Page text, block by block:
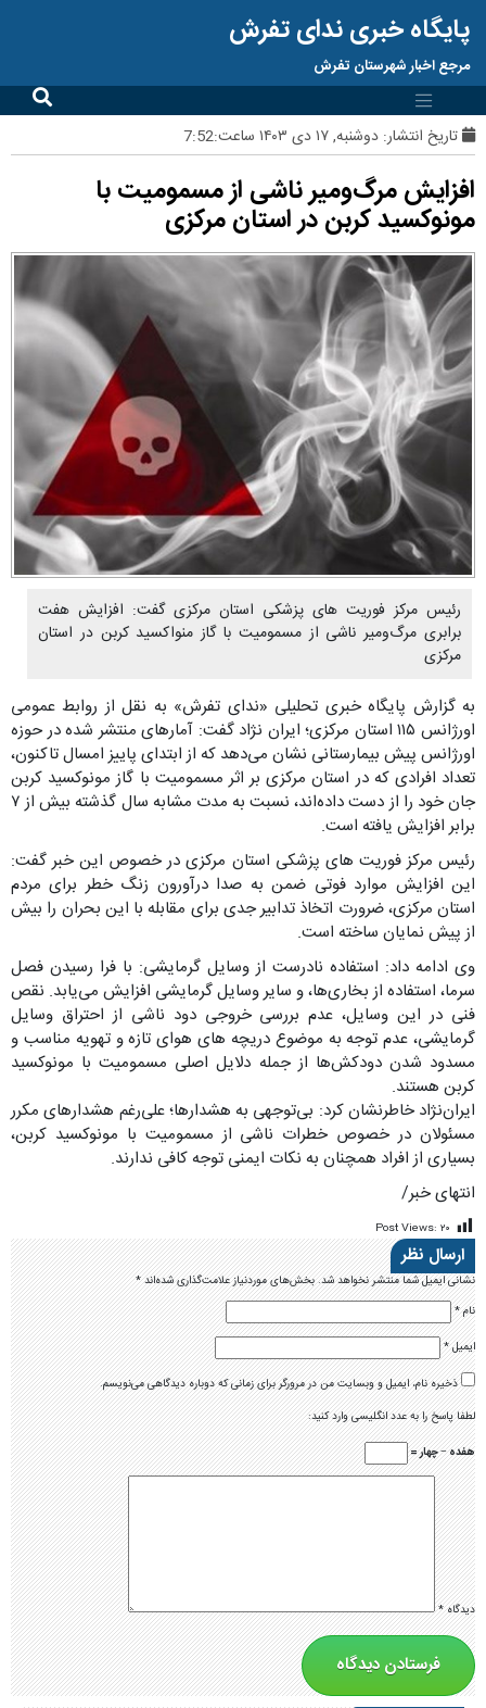
پایگاه خبری ندای تفرش
مرجع اخبار شهرستان تفرش
تاریخ انتشار: دوشنبه, ۱۷ دی ۱۴۰۳ ساعت:7:52
افزایش مرگ‌ومیر ناشی از مسمومیت با
مونوکسید کربن در استان مرکزی
رئیس مرکز فوریت های پزشکی استان مرکزی گفت: افزایش هفت
برابری مرگ‌ومیر ناشی از مسمومیت با گاز منواکسید کربن در استان
مرکزی
به گزارش پایگاه خبری تحلیلی «ندای تفرش» به نقل از روابط عمومی
اورژانس ۱۱۵ استان مرکزی؛ ایران نژاد گفت: آمارهای منتشر شده در حوزه
اورژانس پیش بیمارستانی نشان می‌دهد که از ابتدای پاییز امسال تاکنون،
تعداد افرادی که در استان مرکزی بر اثر مسمومیت با گاز مونوکسید کربن
جان خود را از دست داده‌اند، نسبت به مدت مشابه سال گذشته بیش از ۷
برابر افزایش یافته است.
رئیس مرکز فوریت های پزشکی استان مرکزی در خصوص این خبر گفت:
این افزایش موارد فوتی ضمن به صدا درآورون زنگ خطر برای مردم
استان مرکزی، ضرورت اتخاذ تدابیر جدی برای مقابله با این بحران را بیش
از پیش نمایان ساخته است.
وی ادامه داد: استفاده نادرست از وسایل گرمایشی: با فرا رسیدن فصل
سرما، استفاده از بخاری‌ها، و سایر وسایل گرمایشی افزایش می‌یابد. نقص
فنی در این وسایل، عدم بررسی خروجی دود ناشی از احتراق وسایل
گرمایشی، عدم توجه به موضوع دریچه های هوای تازه و تهویه مناسب و
مسدود شدن دودکش‌ها از جمله دلایل اصلی مسمومیت با مونوکسید
کربن هستند.
ایران‌نژاد خاطرنشان کرد: بی‌توجهی به هشدارها؛ علی‌رغم هشدارهای مکرر
مسئولان در خصوص خطرات ناشی از مسمومیت با مونوکسید کربن،
بسیاری از افراد همچنان به نکات ایمنی توجه کافی ندارند.
انتهای خبر/
Post Views: ۲۰
ارسال نظر
نشانی ایمیل شما منتشر نخواهد شد.بخش‌های موردنیاز علامت‌گذاری شده‌اند*
نام*
ایمیل*
ذخیره نام، ایمیل و وبسایت من در مرورگر برای زمانی که دوباره دیدگاهی می‌نویسم.
لطفا پاسخ را به عدد انگلیسی وارد کنید:
هفده − چهار =
دیدگاه*